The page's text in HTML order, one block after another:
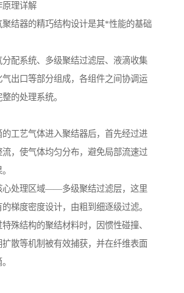
原理详解
结器的精巧结构设计是其*性能的基础
配系统、多级聚结过滤层、液滴收集
出口等部分组成，各组件之间协调运
的处理系统。
的工艺气体进入聚结器后，首先经过进
，使气体均匀分布，避免局部流速过
心处理区域——多级聚结过滤层，这里
梯度密度设计，由粗到细逐级过滤。
殊结构的聚结材料时，因惯性碰撞、
散等机制被有效捕获，并在纤维表面